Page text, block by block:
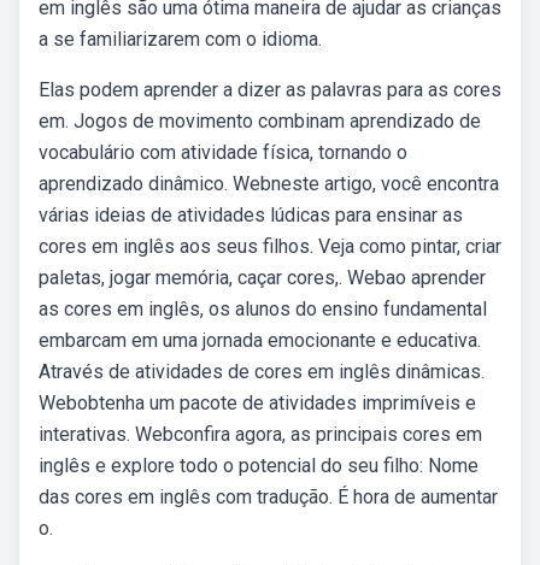
em inglês são uma ótima maneira de ajudar as crianças
a se familiarizarem com o idioma.
Elas podem aprender a dizer as palavras para as cores
em. Jogos de movimento combinam aprendizado de
vocabulário com atividade física, tornando o
aprendizado dinâmico. Webneste artigo, você encontra
várias ideias de atividades lúdicas para ensinar as
cores em inglês aos seus filhos. Veja como pintar, criar
paletas, jogar memória, caçar cores,. Webao aprender
as cores em inglês, os alunos do ensino fundamental
embarcam em uma jornada emocionante e educativa.
Através de atividades de cores em inglês dinâmicas.
Webobtenha um pacote de atividades imprimíveis e
interativas. Webconfira agora, as principais cores em
inglês e explore todo o potencial do seu filho: Nome
das cores em inglês com tradução. É hora de aumentar
o.